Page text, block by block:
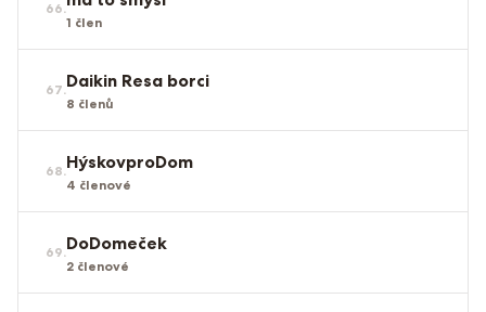
66.
1 člen
67.Daikin Resa borci
8 členů
68.HýskovproDom
4 členové
69.DoDomeček
2 členové